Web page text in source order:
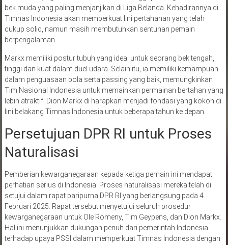
bek muda yang paling menjanjikan di Liga Belanda. Kehadirannya di
Timnas Indonesia akan memperkuat lini pertahanan yang telah
cukup solid, namun masih membutuhkan sentuhan pemain
berpengalaman.
Markx memiliki postur tubuh yang ideal untuk seorang bek tengah,
tinggi dan kuat dalam duel udara. Selain itu, ia memiliki kemampuan
dalam penguasaan bola serta passing yang baik, memungkinkan
Tim Nasional Indonesia untuk memainkan permainan bertahan yang
lebih atraktif. Dion Markx di harapkan menjadi fondasi yang kokoh di
lini belakang Timnas Indonesia untuk beberapa tahun ke depan.
Persetujuan DPR RI untuk Proses
Naturalisasi
Pemberian kewarganegaraan kepada ketiga pemain ini mendapat
perhatian serius di Indonesia. Proses naturalisasi mereka telah di
setujui dalam rapat paripurna DPR RI yang berlangsung pada 4
Februari 2025. Rapat tersebut menyetujui seluruh prosedur
kewarganegaraan untuk Ole Romeny, Tim Geypens, dan Dion Markx.
Hal ini menunjukkan dukungan penuh dari pemerintah Indonesia
terhadap upaya PSSI dalam memperkuat Timnas Indonesia dengan